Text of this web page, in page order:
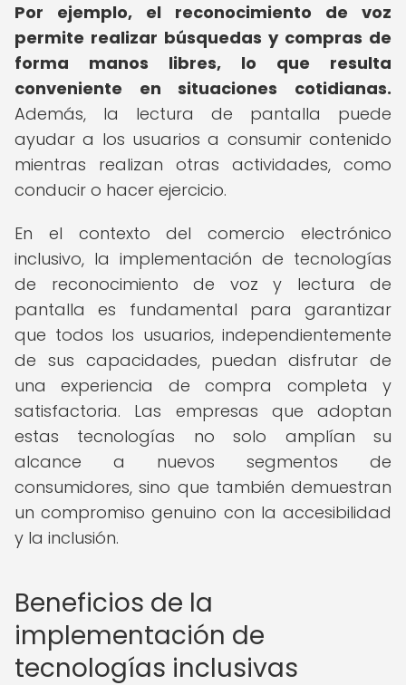
Por ejemplo, el reconocimiento de voz
permite realizar búsquedas y compras de
forma manos libres, lo que resulta
conveniente en situaciones cotidianas.
Además, la lectura de pantalla puede
ayudar a los usuarios a consumir contenido
mientras realizan otras actividades, como
conducir o hacer ejercicio.
En el contexto del comercio electrónico
inclusivo, la implementación de tecnologías
de reconocimiento de voz y lectura de
pantalla es fundamental para garantizar
que todos los usuarios, independientemente
de sus capacidades, puedan disfrutar de
una experiencia de compra completa y
satisfactoria. Las empresas que adoptan
estas tecnologías no solo amplían su
alcance a nuevos segmentos de
consumidores, sino que también demuestran
un compromiso genuino con la accesibilidad
y la inclusión.
Beneficios de la
implementación de
tecnologías inclusivas